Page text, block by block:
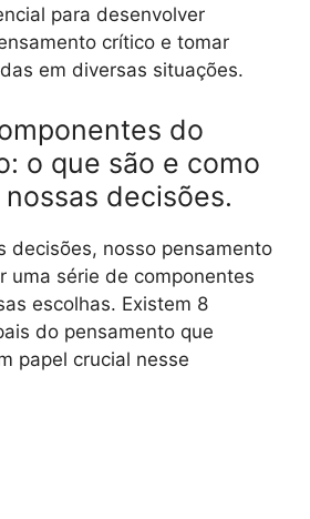
para desenvolver
crítico e tomar
em diversas situações.
do
o que são e como
decisões.
decisões, nosso pensamento
uma série de componentes
escolhas. Existem 8
do pensamento que
papel crucial nesse